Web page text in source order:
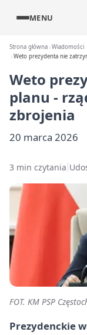
MENU
Strona główna Wiadomości
Weto prezydenta nie
Weto
planu -
zbrojenia
20 marca 2026
3 min czytania
FOT. KM PSP
Prezydenckie